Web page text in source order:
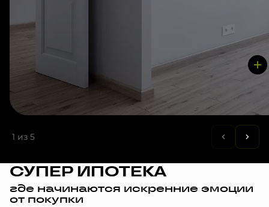
1 из 5
СУПЕР ИПОТЕКА
где начинаются искренние эмоции
от покупки